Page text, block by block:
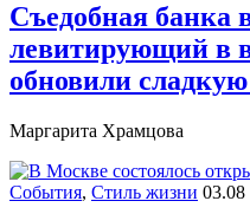
Съедобная банка
левитирующий в
обновили
Маргарита Храмцова
События, Стиль жизни 03.08